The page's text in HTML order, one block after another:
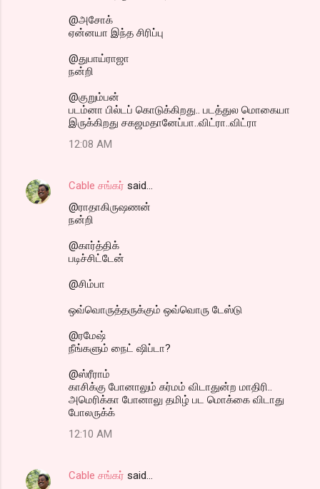
@அசோக்
ஏன்னயா இந்த சிரிப்பு
@துபாய்ராஜா
நன்றி
@குறும்பன்
படம்னா பில்டப் கொடுக்கிறது.. படத்துல மொகையா
இருக்கிறது சகஜமதானேப்பா..விட்ரா..விட்ரா
12:08 AM
Cable சங்கர் said…
@ராதாகிருஷணன்
நன்றி
@கார்த்திக்
படிச்சிட்டேன்
@சிம்பா
ஒவ்வொருத்தருக்கும் ஒவ்வொரு டேஸ்டு
@ரமேஷ்
நீங்களும் நைட் ஷிப்டா?
@ஸ்ரீராம்
காசிக்கு போனாலும் கர்மம் விடாதுன்ற மாதிரி..
அமெரிக்கா போனாலு தமிழ் பட மொக்கை விடாது
போலருக்க்
12:10 AM
Cable சங்கர் said…